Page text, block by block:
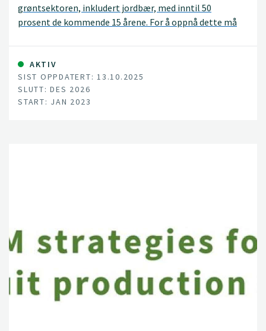
grøntsektoren, inkludert jordbær, med inntil 50
prosent de kommende 15 årene. For å oppnå dette må
kunnskap om hvordan man kan påvirke planteveksten
og ta i bruk teknologi for å overvåke og beskytte
plantene, uten at det går utover kvalitet og smak.
AKTIV
SIST OPPDATERT: 13.10.2025
SLUTT: DES 2026
START: JAN 2023